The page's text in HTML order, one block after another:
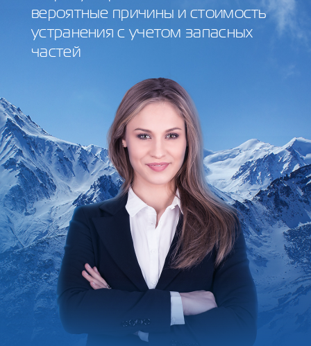
вероятные причины и стоимость
устранения с учетом запасных
частей